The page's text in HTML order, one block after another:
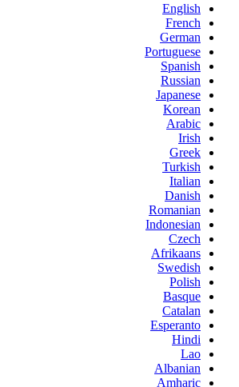
English
French
German
Portuguese
Spanish
Russian
Japanese
Korean
Arabic
Irish
Greek
Turkish
Italian
Danish
Romanian
Indonesian
Czech
Afrikaans
Swedish
Polish
Basque
Catalan
Esperanto
Hindi
Lao
Albanian
Amharic